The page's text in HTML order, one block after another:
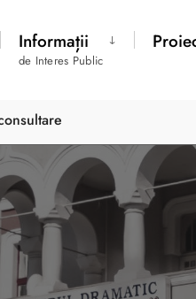
Informații
de Interes Public